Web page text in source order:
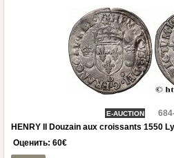
E-AUCTION
HENRY II Douzain aux croissants 1550
Оценить: 60€